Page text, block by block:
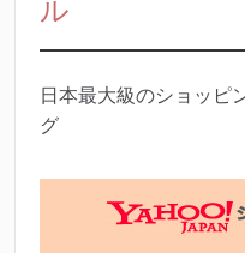
ル
日本最大級のショッピ
グ